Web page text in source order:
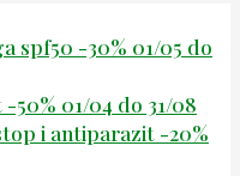
spf50 -30% 01/05 do
01/04 do 31/08
i antiparazit -20%